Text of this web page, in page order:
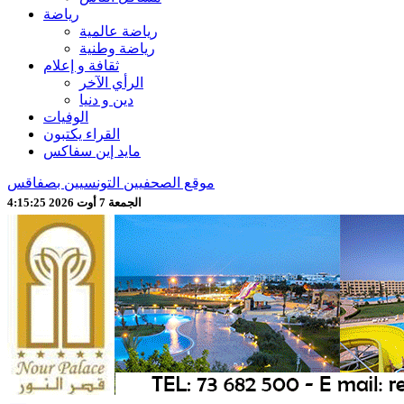
رياضة
رياضة عالمية
رياضة وطنية
ثقافة و إعلام
الرأي الآخر
دين و دنيا
الوفيات
القراء يكتبون
مايد إين سفاكس
موقع الصحفيين التونسيين بصفاقس
الجمعة 7 أوت 2026 4:15:27